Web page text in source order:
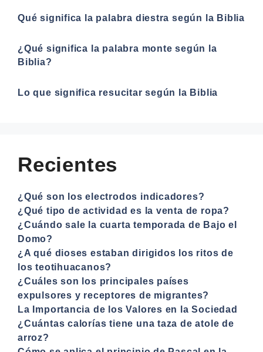
Qué significa la palabra diestra según la Biblia
¿Qué significa la palabra monte según la
Biblia?
Lo que significa resucitar según la Biblia
Recientes
¿Qué son los electrodos indicadores?
¿Qué tipo de actividad es la venta de ropa?
¿Cuándo sale la cuarta temporada de Bajo el
Domo?
¿A qué dioses estaban dirigidos los ritos de
los teotihuacanos?
¿Cuáles son los principales países
expulsores y receptores de migrantes?
La Importancia de los Valores en la Sociedad
¿Cuántas calorías tiene una taza de atole de
arroz?